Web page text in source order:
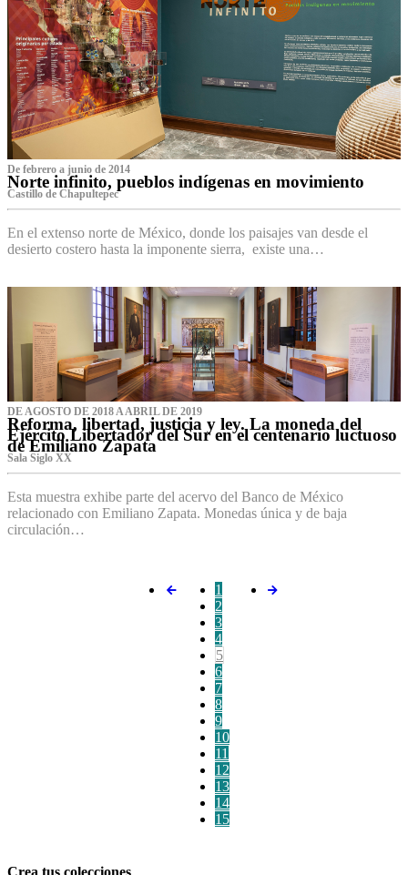
De febrero a junio de 2014
Norte infinito, pueblos indígenas en movimiento
Castillo de Chapultepec
En el extenso norte de México, donde los paisajes van desde el
desierto costero hasta la imponente sierra, existe una…
DE AGOSTO DE 2018 A ABRIL DE 2019
Reforma, libertad, justicia y ley. La moneda del
Ejército Libertador del Sur en el centenario luctuoso
de Emiliano Zapata
Sala Siglo XX
Esta muestra exhibe parte del acervo del Banco de México
relacionado con Emiliano Zapata. Monedas única y de baja
circulación…
1
2
3
4
5
6
7
8
9
10
11
12
13
14
15